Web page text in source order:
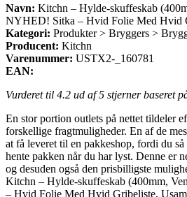
Navn: Kitchn – Hylde-skuffeskab
NYHED! Sitka – Hvid Folie Med Hvid
Kategori: Produkter > Bryggers >
Producent: Kitchn
Varenummer: USTX2-_160781
EAN:
Vurderet til 4.2 ud af 5 stjerner baseret
En stor portion outlets på nettet tildeler
forskellige fragtmuligheder. En af de
at få leveret til en pakkeshop, fordi du
hente pakken når du har lyst. Denne er
og desuden også den prisbilligste
Kitchn – Hylde-skuffeskab (400mm,
– Hvid Folie Med Hvid Gribeliste,